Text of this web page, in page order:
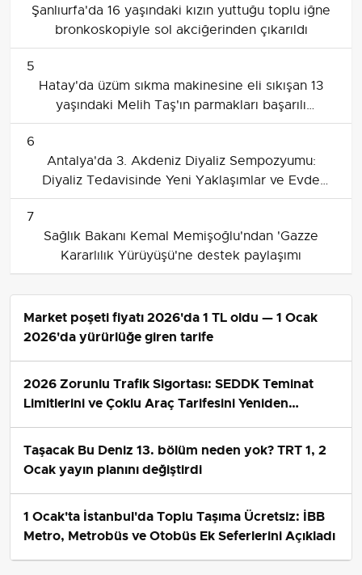
Şanlıurfa'da 16 yaşındaki kızın yuttuğu toplu iğne
bronkoskopiyle sol akciğerinden çıkarıldı
5
Hatay'da üzüm sıkma makinesine eli sıkışan 13
yaşındaki Melih Taş'ın parmakları başarılı
ameliyatla dikildi
6
Antalya'da 3. Akdeniz Diyaliz Sempozyumu:
Diyaliz Tedavisinde Yeni Yaklaşımlar ve Evde
Diyaliz Vurgusu
7
Sağlık Bakanı Kemal Memişoğlu'ndan 'Gazze
Kararlılık Yürüyüşü'ne destek paylaşımı
Market poşeti fiyatı 2026'da 1 TL oldu — 1 Ocak
2026'da yürürlüğe giren tarife
2026 Zorunlu Trafik Sigortası: SEDDK Teminat
Limitlerini ve Çoklu Araç Tarifesini Yeniden
Taşacak Bu Deniz 13. bölüm neden yok? TRT 1, 2
Ocak yayın planını değiştirdi
1 Ocak'ta İstanbul'da Toplu Taşıma Ücretsiz: İBB
Metro, Metrobüs ve Otobüs Ek Seferlerini Açıkladı